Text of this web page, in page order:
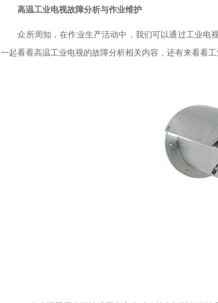
高温工业电视故障分析与作业维护
众所周知，在作业生产活动中，我们可以通过工业电
一起看看高温工业电视的故障分析相关内容，还有来看看